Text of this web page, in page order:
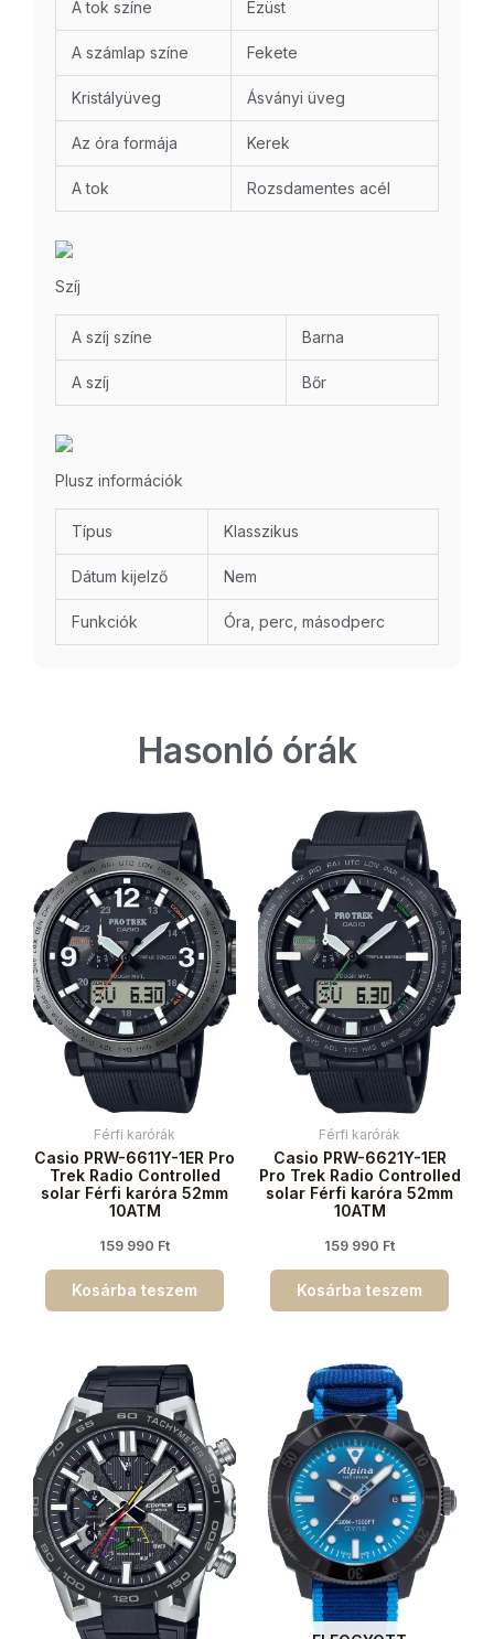
A tok színe Ezüst
A számlap színe Fekete
Kristályüveg Ásványi üveg
Az óra formája Kerek
A tok Rozsdamentes acél
Szíj
A szíj színe Barna
A szíj Bőr
Plusz információk
Típus Klasszikus
Dátum kijelző Nem
Funkciók Óra, perc, másodperc
Hasonló órák
Férfi karórák
Casio PRW-6611Y-1ER Pro
Trek Radio Controlled
solar Férfi karóra 52mm
10ATM
159 990 Ft
Kosárba teszem
Férfi karórák
Casio PRW-6621Y-1ER
Pro Trek Radio Controlled
solar Férfi karóra 52mm
10ATM
159 990 Ft
Kosárba teszem